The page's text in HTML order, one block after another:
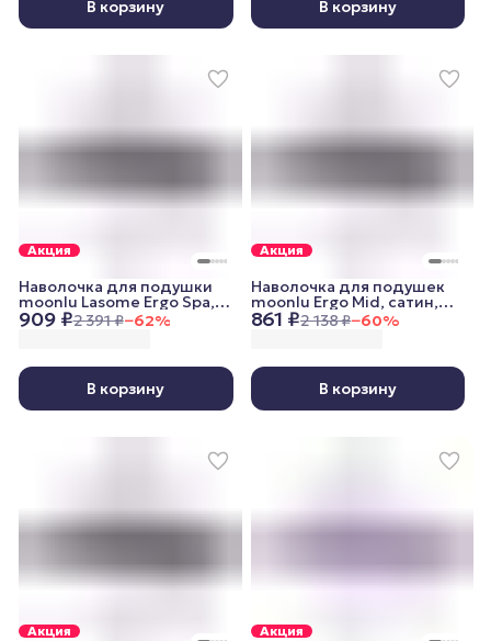
В корзину В корзину
Акция
909 ₽2 391 ₽−62%
Наволочка для подушки
moonlu Lasome Ergo Spa,
сатин, графитовая
В корзину
Акция
861 ₽2 138 ₽−60%
Наволочка для подушек
moonlu Ergo Mid, сатин,
графитовая
В корзину
Акция Акция